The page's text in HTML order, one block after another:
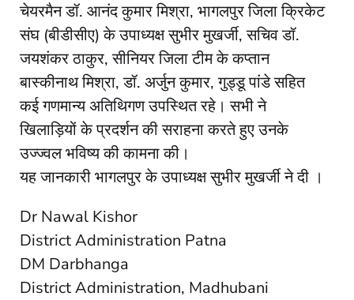
चेयरमैन डॉ. आनंद कुमार मिश्रा, भागलपुर जिला क्रिकेट
संघ (बीडीसीए) के उपाध्यक्ष सुभीर मुखर्जी, सचिव डॉ.
जयशंकर ठाकुर, सीनियर जिला टीम के कप्तान
बास्कीनाथ मिश्रा, डॉ. अर्जुन कुमार, गुड्डू पांडे सहित
कई गणमान्य अतिथिगण उपस्थित रहे। सभी ने
खिलाड़ियों के प्रदर्शन की सराहना करते हुए उनके
उज्ज्वल भविष्य की कामना की।
यह जानकारी भागलपुर के उपाध्यक्ष सुभीर मुखर्जी ने दी ।
Dr Nawal Kishor
District Administration Patna
DM Darbhanga
District Administration, Madhubani